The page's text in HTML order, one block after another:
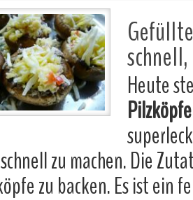
Heute
zu machen. Die
zu backen. Es ist ein